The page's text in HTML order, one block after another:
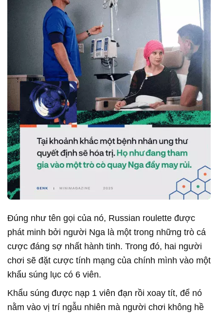
Đúng như tên gọi của nó, Russian roulette được
phát minh bởi người Nga là một trong những trò cá
cược đáng sợ nhất hành tinh. Trong đó, hai người
chơi sẽ đặt cược tính mạng của chính mình vào một
khẩu súng lục có 6 viên.
Khẩu súng được nạp 1 viên đạn rồi xoay tít, để nó
nằm vào vị trí ngẫu nhiên mà người chơi không hề